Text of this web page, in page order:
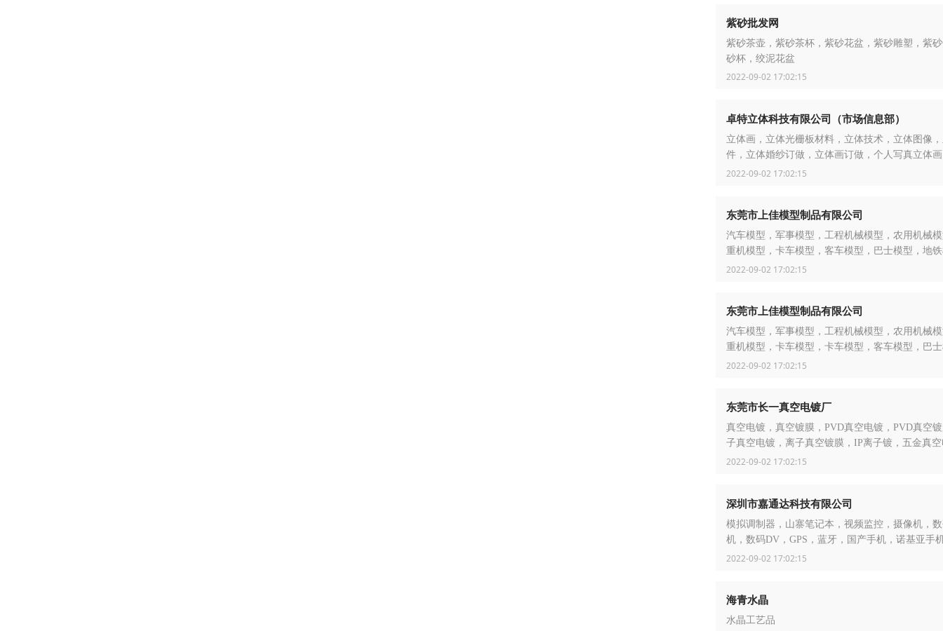
紫砂批发网
紫砂茶壶，紫砂茶杯，紫砂花盆，紫砂雕塑，紫
砂杯，绞泥花盆
2022-09-02 17:02:15
卓特立体科技有限公司（市场信息部）
立体画，立体光栅板材料，立体技术，立体图像
件，立体婚纱订做，立体画订做，个人写真立体
广告，立体技术培训，立体婚纱订做，立体摄影
2022-09-02 17:02:15
东莞市上佳模型制品有限公司
汽车模型，军事模型，工程机械模型，农用机械
重机模型，卡车模型，客车模型，巴士模型，地
叉车模型，装载车模型
2022-09-02 17:02:15
东莞市上佳模型制品有限公司
汽车模型，军事模型，工程机械模型，农用机械
重机模型，卡车模型，卡车模型，客车模型，巴
地铁模型，叉车模型
2022-09-02 17:02:15
东莞市长一真空电镀厂
真空电镀，真空镀膜，PVD真空电镀，PVD真空
子真空电镀，离子真空镀膜，IP离子镀，五金真
饰品真空镀膜，金属外壳电镀
2022-09-02 17:02:15
深圳市嘉通达科技有限公司
模拟调制器，山寨笔记本，视频监控，摄像机，
机，数码DV，GPS，蓝牙，国产手机，诺基亚手
手机，索爱手机
2022-09-02 17:02:15
海青水晶
水晶工艺品